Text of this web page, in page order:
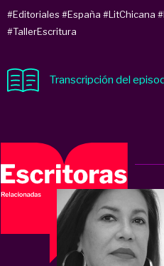
#Editoriales #España #LitChicana
#TallerEscritura
Transcripción del